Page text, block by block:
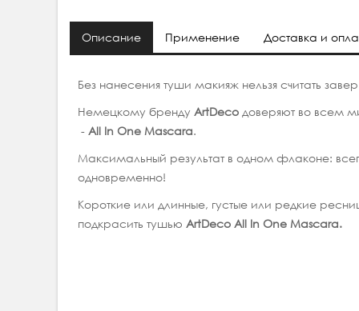
Описание Применение Доставка и
Без нанесения туши макияж нельзя считать
Немецкому бренду ArtDeco доверяют во всем
- All In One Mascara.
Максимальный результат в одном флаконе:
одновременно!
Короткие или длинные, густые или редкие
подкрасить тушью ArtDeco All In One Mascara.